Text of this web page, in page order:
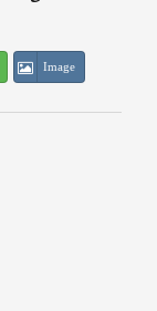
Image